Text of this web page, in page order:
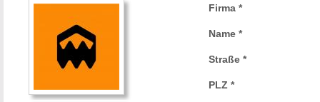
Firma *
Name *
Straße *
PLZ *